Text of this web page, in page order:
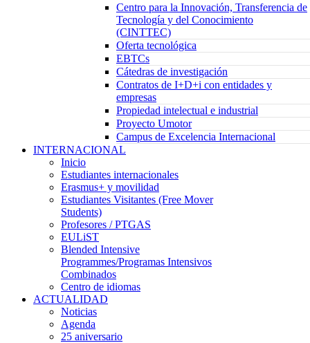
Centro para la Innovación, Transferencia de
Tecnología y del Conocimiento
(CINTTEC)
Oferta tecnológica
EBTCs
Cátedras de investigación
Contratos de I+D+i con entidades y
empresas
Propiedad intelectual e industrial
Proyecto Umotor
Campus de Excelencia Internacional
INTERNACIONAL
Inicio
Estudiantes internacionales
Erasmus+ y movilidad
Estudiantes Visitantes (Free Mover
Students)
Profesores / PTGAS
EULiST
Blended Intensive
Programmes/Programas Intensivos
Combinados
Centro de idiomas
ACTUALIDAD
Noticias
Agenda
25 aniversario